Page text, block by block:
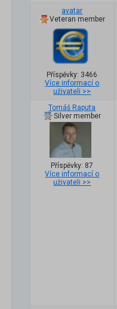
avatar
Veteran member
Příspěvky: 3466
Více informací o
uživateli >>
Tomáš Raputa
Silver member
Příspěvky: 87
Více informací o
uživateli >>